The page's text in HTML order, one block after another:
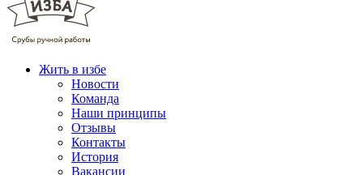
Жить в избе
Новости
Команда
Наши принципы
Отзывы
Контакты
История
Вакансии